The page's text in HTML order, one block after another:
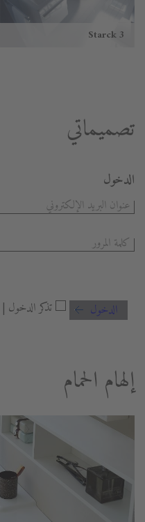
Starck 3
تصميماتي
الدخول
تذكر الدخول | الدخول
إلهام الحمام